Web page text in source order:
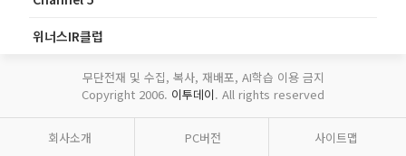
위너스IR클럽
무단전재 및 수집, 복사, 재배포, AI학습 이용 금지
Copyright 2006. 이투데이. All rights reserved
회사소개 PC버전 사이트맵